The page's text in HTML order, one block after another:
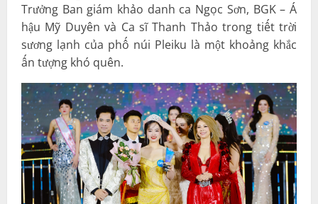
Trưởng Ban giám khảo danh ca Ngọc Sơn, BGK – Á
hậu Mỹ Duyên và Ca sĩ Thanh Thảo trong tiết trời
sương lạnh của phố núi Pleiku là một khoảng khắc
ấn tượng khó quên.